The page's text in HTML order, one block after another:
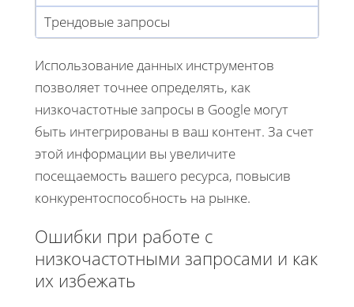
Трендовые запросы
Использование данных инструментов
позволяет точнее определять, как
низкочастотные запросы в Google могут
быть интегрированы в ваш контент. За счет
этой информации вы увеличите
посещаемость вашего ресурса, повысив
конкурентоспособность на рынке.
Ошибки при работе с
низкочастотными запросами и как
их избежать